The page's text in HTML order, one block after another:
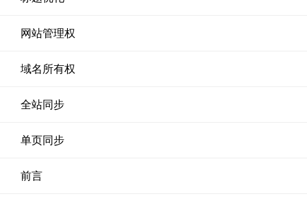
网站管理权
域名所有权
全站同步
单页同步
前言